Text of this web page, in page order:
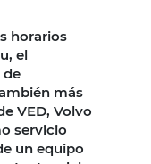
horarios
el
de
más
VED, Volvo
servicio
un equipo